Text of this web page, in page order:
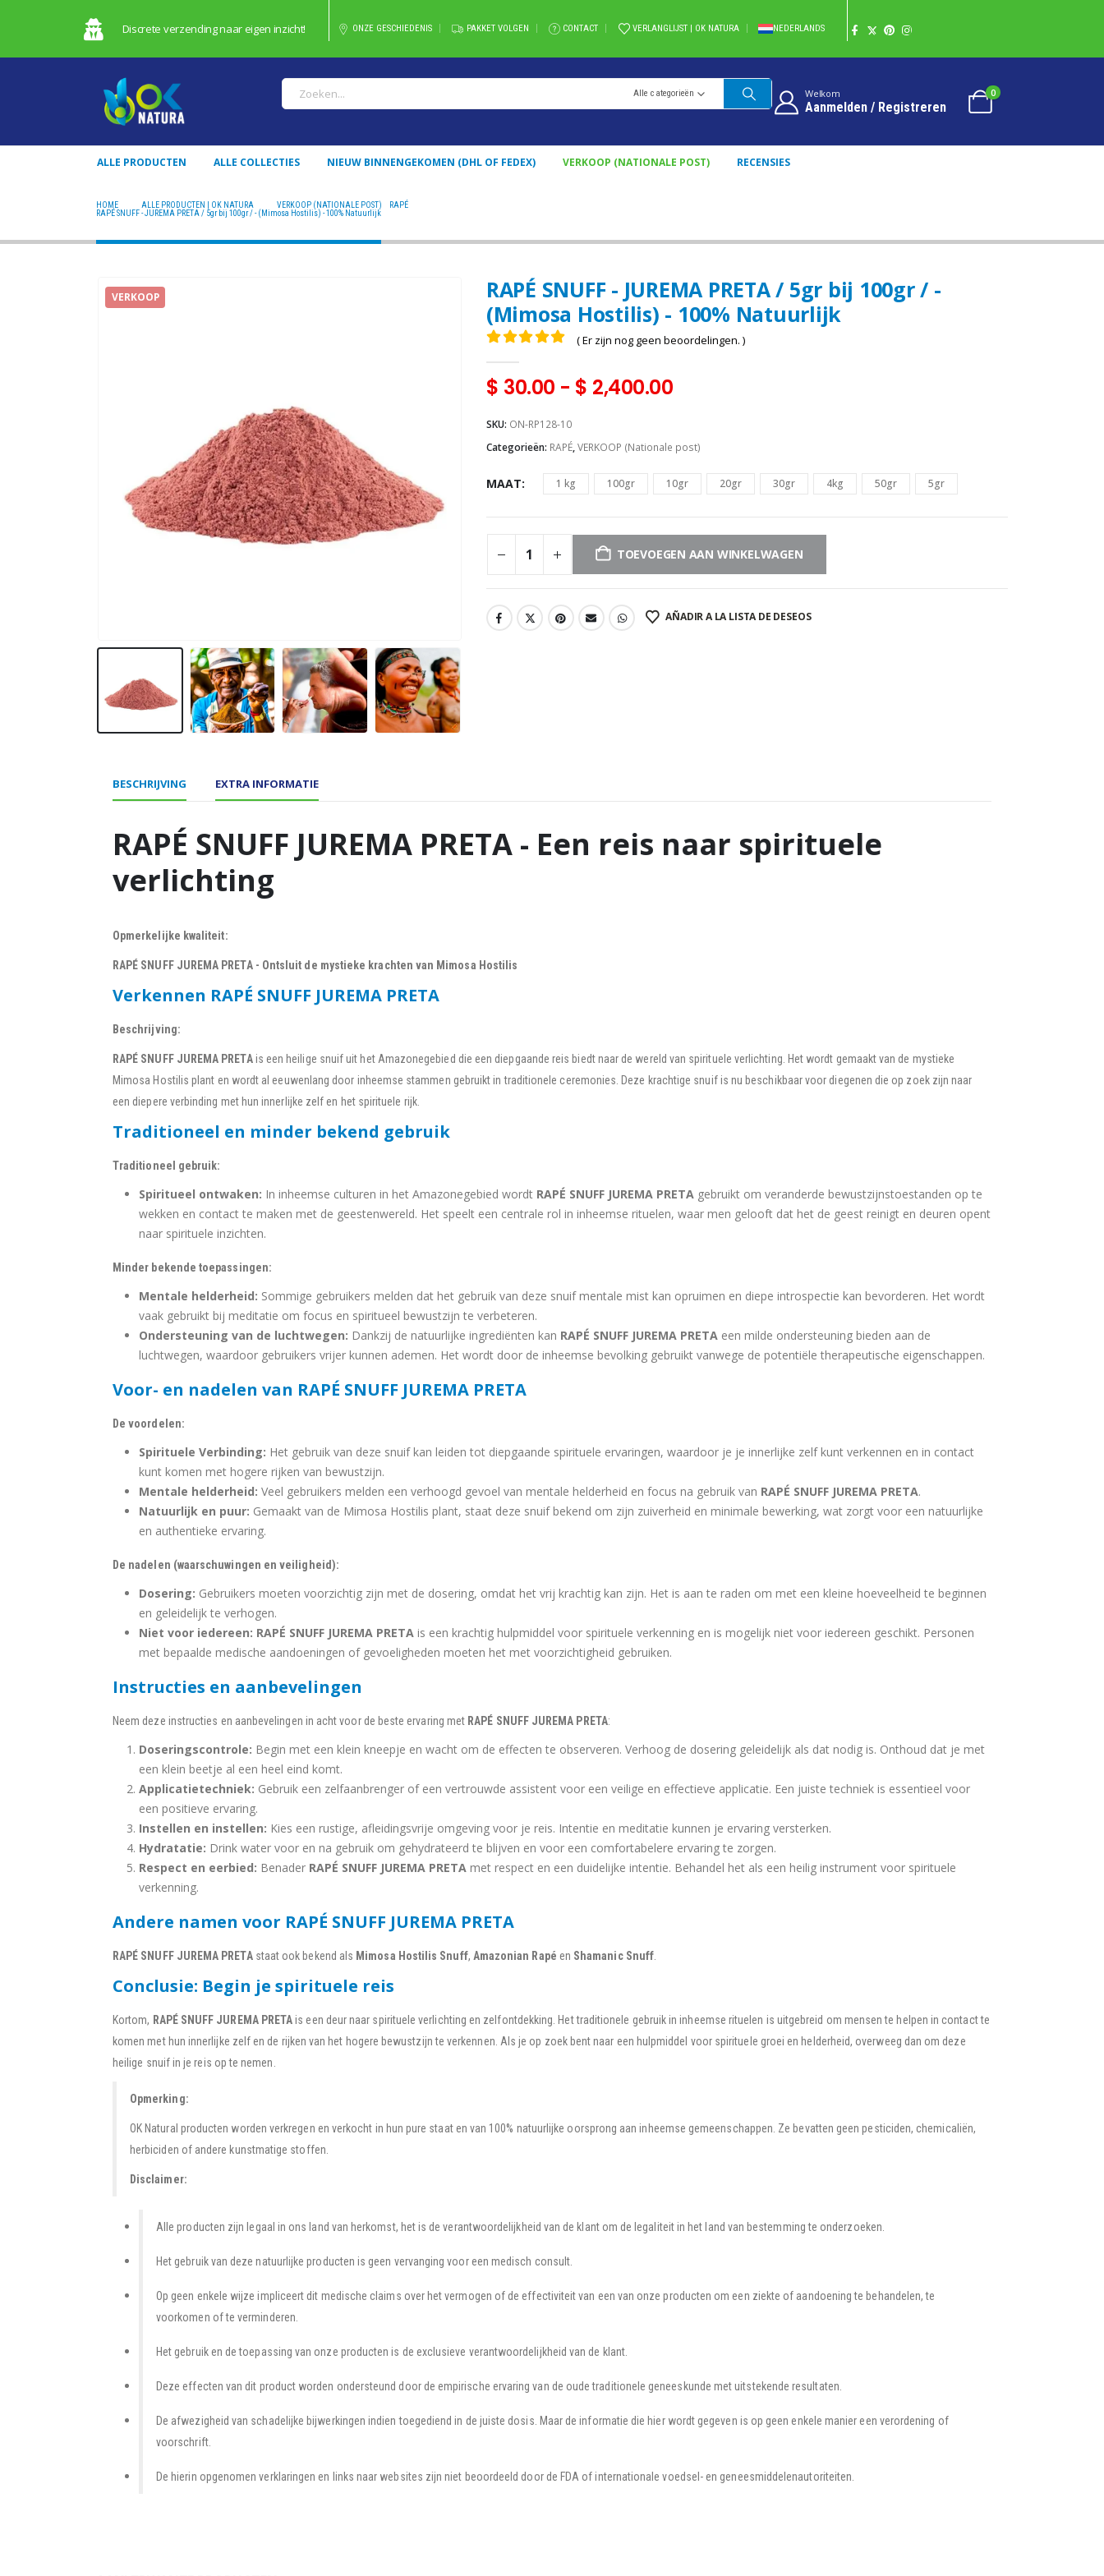
Discrete verzending naar eigen inzicht! ONZE GESCHIEDENIS PAKKET VOLGEN CONTACT VERLANGLIJST | OK NATURA NEDERLANDS
Alle categorieën Welkom
Aanmelden / Registreren
0
ALLE PRODUCTEN ALLE COLLECTIES NIEUW BINNENGEKOMEN (DHL OF FEDEX) VERKOOP (NATIONALE POST) RECENSIES
HOME ALLE PRODUCTEN | OK NATURA VERKOOP (NATIONALE POST) RAPÉ
RAPÉ SNUFF - JUREMA PRETA / 5gr bij 100gr / - (Mimosa Hostilis) - 100% Natuurlijk
VERKOOP
RAPÉ SNUFF - JUREMA PRETA / 5gr bij 100gr / -
(Mimosa Hostilis) - 100% Natuurlijk
( Er zijn nog geen beoordelingen. )
$ 30.00 - $ 2,400.00
SKU: ON-RP128-10
Categorieën: RAPÉ,VERKOOP (Nationale post)
MAAT 1 kg 100gr 10gr 20gr 30gr 4kg 50gr 5gr
TOEVOEGEN AAN WINKELWAGEN
AÑADIR A LA LISTA DE DESEOS
BESCHRIJVING EXTRA INFORMATIE
RAPÉ SNUFF JUREMA PRETA - Een reis naar spirituele
verlichting
Opmerkelijke kwaliteit:
RAPÉ SNUFF JUREMA PRETA - Ontsluit de mystieke krachten van Mimosa Hostilis
Verkennen RAPÉ SNUFF JUREMA PRETA
Beschrijving:
RAPÉ SNUFF JUREMA PRETAis een heilige snuif uit het Amazonegebied die een diepgaande reis biedt naar de wereld van spirituele verlichting. Het wordt gemaakt van de mystieke
Mimosa Hostilis plant en wordt al eeuwenlang door inheemse stammen gebruikt in traditionele ceremonies. Deze krachtige snuif is nu beschikbaar voor diegenen die op zoek zijn naar
een diepere verbinding met hun innerlijke zelf en het spirituele rijk.
Traditioneel en minder bekend gebruik
Traditioneel gebruik:
Spiritueel ontwaken: In inheemse culturen in het Amazonegebied wordt RAPÉ SNUFF JUREMA PRETA gebruikt om veranderde bewustzijnstoestanden op te
wekken en contact te maken met de geestenwereld. Het speelt een centrale rol in inheemse rituelen, waar men gelooft dat het de geest reinigt en deuren opent
naar spirituele inzichten.
Minder bekende toepassingen:
Mentale helderheid: Sommige gebruikers melden dat het gebruik van deze snuif mentale mist kan opruimen en diepe introspectie kan bevorderen. Het wordt
vaak gebruikt bij meditatie om focus en spiritueel bewustzijn te verbeteren.
Ondersteuning van de luchtwegen: Dankzij de natuurlijke ingrediënten kan RAPÉ SNUFF JUREMA PRETA een milde ondersteuning bieden aan de
luchtwegen, waardoor gebruikers vrijer kunnen ademen. Het wordt door de inheemse bevolking gebruikt vanwege de potentiële therapeutische eigenschappen.
Voor- en nadelen van RAPÉ SNUFF JUREMA PRETA
De voordelen:
Spirituele Verbinding: Het gebruik van deze snuif kan leiden tot diepgaande spirituele ervaringen, waardoor je je innerlijke zelf kunt verkennen en in contact
kunt komen met hogere rijken van bewustzijn.
Mentale helderheid: Veel gebruikers melden een verhoogd gevoel van mentale helderheid en focus na gebruik van RAPÉ SNUFF JUREMA PRETA.
Natuurlijk en puur: Gemaakt van de Mimosa Hostilis plant, staat deze snuif bekend om zijn zuiverheid en minimale bewerking, wat zorgt voor een natuurlijke
en authentieke ervaring.
De nadelen (waarschuwingen en veiligheid):
Dosering: Gebruikers moeten voorzichtig zijn met de dosering, omdat het vrij krachtig kan zijn. Het is aan te raden om met een kleine hoeveelheid te beginnen
en geleidelijk te verhogen.
Niet voor iedereen: RAPÉ SNUFF JUREMA PRETA is een krachtig hulpmiddel voor spirituele verkenning en is mogelijk niet voor iedereen geschikt. Personen
met bepaalde medische aandoeningen of gevoeligheden moeten het met voorzichtigheid gebruiken.
Instructies en aanbevelingen
Neem deze instructies en aanbevelingen in acht voor de beste ervaring met RAPÉ SNUFF JUREMA PRETA:
Doseringscontrole: Begin met een klein kneepje en wacht om de effecten te observeren. Verhoog de dosering geleidelijk als dat nodig is. Onthoud dat je met
een klein beetje al een heel eind komt.
Applicatietechniek: Gebruik een zelfaanbrenger of een vertrouwde assistent voor een veilige en effectieve applicatie. Een juiste techniek is essentieel voor
een positieve ervaring.
Instellen en instellen: Kies een rustige, afleidingsvrije omgeving voor je reis. Intentie en meditatie kunnen je ervaring versterken.
Hydratatie: Drink water voor en na gebruik om gehydrateerd te blijven en voor een comfortabelere ervaring te zorgen.
Respect en eerbied: Benader RAPÉ SNUFF JUREMA PRETA met respect en een duidelijke intentie. Behandel het als een heilig instrument voor spirituele
verkenning.
Andere namen voor RAPÉ SNUFF JUREMA PRETA
RAPÉ SNUFF JUREMA PRETAstaat ook bekend als Mimosa Hostilis Snuff, Amazonian Rapé en Shamanic Snuff
Conclusie: Begin je spirituele reis
Kortom, RAPÉ SNUFF JUREMA PRETAis een deur naar spirituele verlichting en zelfontdekking. Het traditionele gebruik in inheemse rituelen is uitgebreid om mensen te helpen in contact te
komen met hun innerlijke zelf en de rijken van het hogere bewustzijn te verkennen. Als je op zoek bent naar een hulpmiddel voor spirituele groei en helderheid, overweeg dan om deze
heilige snuif in je reis op te nemen.
Opmerking:
OK Natural producten worden verkregen en verkocht in hun pure staat en van 100% natuurlijke oorsprong aan inheemse gemeenschappen. Ze bevatten geen pesticiden, chemicaliën,
herbiciden of andere kunstmatige stoffen.
Disclaimer:
Alle producten zijn legaal in ons land van herkomst, het is de verantwoordelijkheid van de klant om de legaliteit in het land van bestemming te onderzoeken.
Het gebruik van deze natuurlijke producten is geen vervanging voor een medisch consult.
Op geen enkele wijze impliceert dit medische claims over het vermogen of de effectiviteit van een van onze producten om een ziekte of aandoening te behandelen, te
voorkomen of te verminderen.
Het gebruik en de toepassing van onze producten is de exclusieve verantwoordelijkheid van de klant.
Deze effecten van dit product worden ondersteund door de empirische ervaring van de oude traditionele geneeskunde met uitstekende resultaten.
De afwezigheid van schadelijke bijwerkingen indien toegediend in de juiste dosis. Maar de informatie die hier wordt gegeven is op geen enkele manier een verordening of
voorschrift.
De hierin opgenomen verklaringen en links naar websites zijn niet beoordeeld door de FDA of internationale voedsel- en geneesmiddelenautoriteiten.